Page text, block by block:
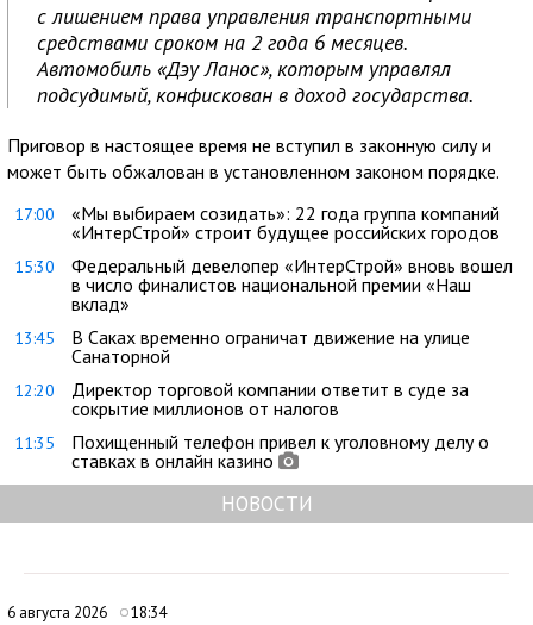
с лишением права управления транспортными
средствами сроком на 2 года 6 месяцев.
Автомобиль «Дэу Ланос», которым управлял
подсудимый, конфискован в доход государства.
Приговор в настоящее время не вступил в законную силу и
может быть обжалован в установленном законом порядке.
17:00
«Мы выбираем созидать»: 22 года группа компаний
«ИнтерСтрой» строит будущее российских городов
15:30
Федеральный девелопер «ИнтерСтрой» вновь вошел
в число финалистов национальной премии «Наш
вклад»
13:45
В Саках временно ограничат движение на улице
Санаторной
12:20
Директор торговой компании ответит в суде за
сокрытие миллионов от налогов
11:35
Похищенный телефон привел к уголовному делу о
ставках в онлайн казино
НОВОСТИ
6 августа 2026 18:34